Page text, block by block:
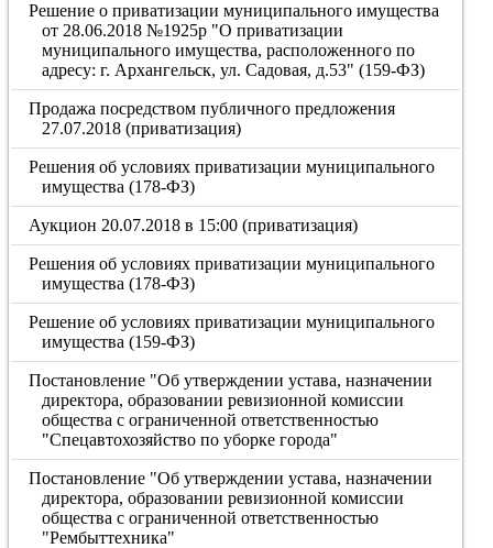
Решение о приватизации муниципального имущества
от 28.06.2018 №1925р "О приватизации
муниципального имущества, расположенного по
адресу: г. Архангельск, ул. Садовая, д.53" (159-ФЗ)
Продажа посредством публичного предложения
27.07.2018 (приватизация)
Решения об условиях приватизации муниципального
имущества (178-ФЗ)
Аукцион 20.07.2018 в 15:00 (приватизация)
Решения об условиях приватизации муниципального
имущества (178-ФЗ)
Решение об условиях приватизации муниципального
имущества (159-ФЗ)
Постановление "Об утверждении устава, назначении
директора, образовании ревизионной комиссии
общества с ограниченной ответственностью
"Спецавтохозяйство по уборке города"
Постановление "Об утверждении устава, назначении
директора, образовании ревизионной комиссии
общества с ограниченной ответственностью
"Рембыттехника"